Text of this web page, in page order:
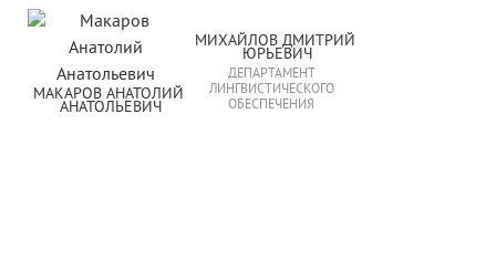
МАКАРОВ АНАТОЛИЙ
АНАТОЛЬЕВИЧ
МИХАЙЛОВ ДМИТРИЙ
ЮРЬЕВИЧ
ДЕПАРТАМЕНТ
ЛИНГВИСТИЧЕСКОГО
ОБЕСПЕЧЕНИЯ